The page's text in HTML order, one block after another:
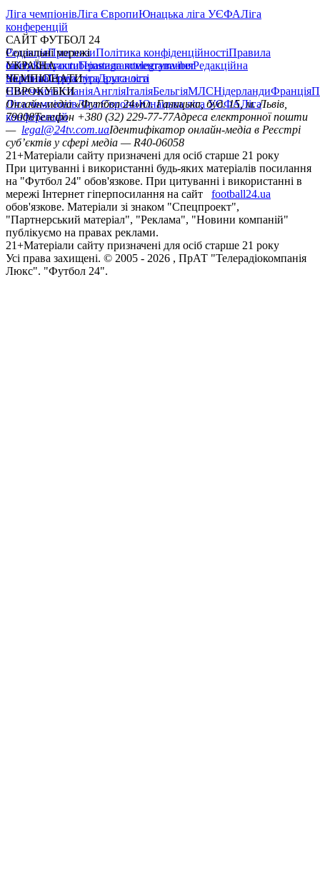
Ліга чемпіонівЛіга ЄвропиЮнацька ліга УЄФАЛіга
конференцій
САЙТ ФУТБОЛ 24
РедакціяПрогнозиПолітика конфіденційностіПравила
сайтуКонтактиПравила коментуванняРедакційна
політикаСтруктура власності
Соціальні мережі
facebookxyoutubeinstagramtelegramviber
УКРАЇНА
УкраїнаПерша лігаДруга ліга
ЧЕМПІОНАТИ
НімеччинаІспаніяАнгліяІталіяБельгіяМЛСНідерландиФранція
ЄВРОКУБКИ
Ліга чемпіонівЛіга ЄвропиЮнацька ліга УЄФАЛіга
конференцій
Онлайн-медіа «Футбол 24»пл. Галицька, буд. 15, м. Львів,
79008Телефон +380 (32) 229-77-77Адреса електронної пошти
— legal@24tv.com.uaІдентифікатор онлайн-медіа в Реєстрі
суб’єктів у сфері медіа — R40-06058
21+Матеріали сайту призначені для осіб старше 21 року
При цитуванні і використанні будь-яких матеріалів посилання
на "Футбол 24" обов'язкове. При цитуванні і використанні в
мережі Інтернет гіперпосилання на сайт
football24.ua
обов'язкове. Матеріали зі знаком "Спецпроект",
"Партнерський матеріал", "Реклама", "Новини компаній"
публікуємо на правах реклами.
21+Матеріали сайту призначені для осіб старше 21 року
Усi права захищенi. © 2005 - 2026 , ПрАТ "Телерадіокомпанія
Люкс". "Футбол 24".